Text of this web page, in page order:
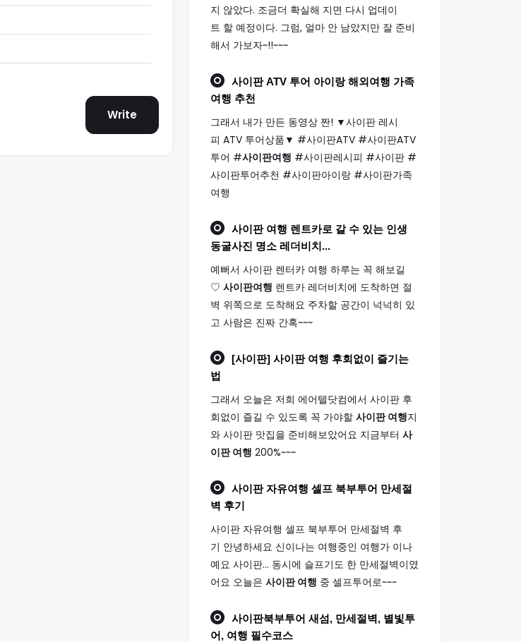
Write
지 않았다. 조금더 확실해 지면 다시 업데이
트 할 예정이다. 그럼, 얼마 안 남았지만 잘 준비
해서 가보자~!!~~~
사이판ATV 투어 아이랑 해외 여행 가족
여행 추천
그래서 내가 만든 동영상 짠! ▼사이판 레시
피 ATV 투어상품▼ #사이판ATV #사이판ATV
투어 #사이판여행 #사이판레시피 #사이판 #
사이판투어추천 #사이판아이랑 #사이판가족
여행
사이판 여행 렌트카로 갈 수 있는 인생
동굴사진 명소 레더비치...
예뻐서 사이판 렌터카 여행 하루는 꼭 해보길
♡ 사이판여행 렌트카 레더비치에 도착하면 절
벽 위쪽으로 도착해요 주차할 공간이 넉넉히 있
고 사람은 진짜 간혹~~~
[사이판] 사이판 여행 후회없이 즐기는
법
그래서 오늘은 저희 에어텔닷컴에서 사이판 후
회없이 즐길 수 있도록 꼭 가야할 사이판 여행지
와 사이판 맛집을 준비해보았어요 지금부터 사
이판 여행 200%~~~
사이판자유여행 셀프 북부투어 만세절
벽 후기
사이판 자유여행 셀프 북부투어 만세절벽 후
기 안녕하세요 신이나는 여행중인 여행가 이나
예요 사이판... 동시에 슬프기도 한 만세절벽이였
어요 오늘은 사이판 여행 중 셀프투어로~~~
사이판북부투어 새섬, 만세절벽, 별빛투
어, 여행 필수코스